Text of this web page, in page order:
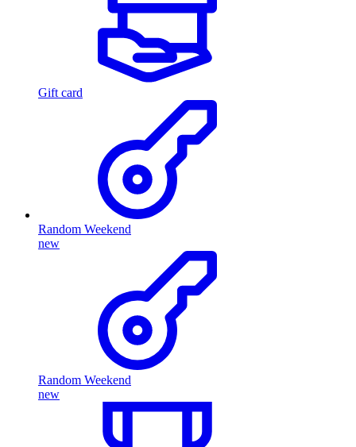
Gift card
Random Weekend
new
Random Weekend
new